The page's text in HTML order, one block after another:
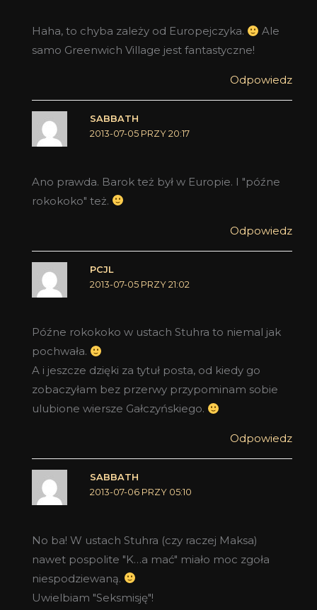
Haha, to chyba zależy od Europejczyka.
Ale
samo Greenwich Village jest fantastyczne!
Odpowiedz
SABBATH
2013-07-05 PRZY 20:17
Ano prawda. Barok też był w Europie. I "późne
rokokoko" też.
Odpowiedz
PCJL
2013-07-05 PRZY 21:02
Późne rokokoko w ustach Stuhra to niemal jak
pochwała.
A i jeszcze dzięki za tytuł posta, od kiedy go
zobaczyłam bez przerwy przypominam sobie
ulubione wiersze Gałczyńskiego.
Odpowiedz
SABBATH
2013-07-06 PRZY 05:10
No ba! W ustach Stuhra (czy raczej Maksa)
nawet pospolite "K…a mać" miało moc zgoła
niespodziewaną.
Uwielbiam "Seksmisję"!